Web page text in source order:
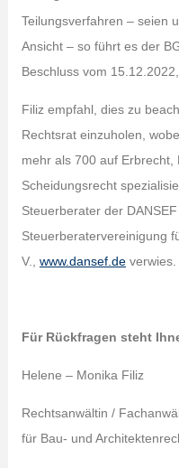
Teilungsverfahren – seien
Ansicht – so führt es der
Beschluss vom
Filiz empfahl, dies zu
Rechtsrat einzuholen,
mehr als 700 auf
Scheidungsrecht
Steuerberater der
Steuerberatervereinigung
V., www.dansef.deverwies.
Für Rückfragen steht
Helene – Monika Filiz
Rechtsanwältin /
für Bau- und